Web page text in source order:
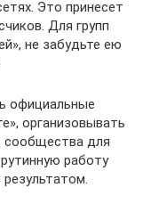
Это принесет
Для групп
не забудьте ею
официальные
организовывать
сообщества для
работу